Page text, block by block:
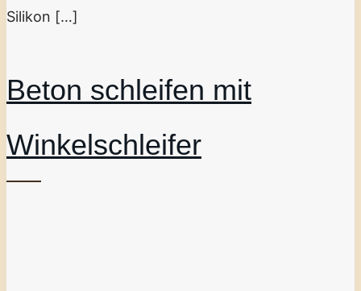
Silikon […]
Beton schleifen mit
Winkelschleifer